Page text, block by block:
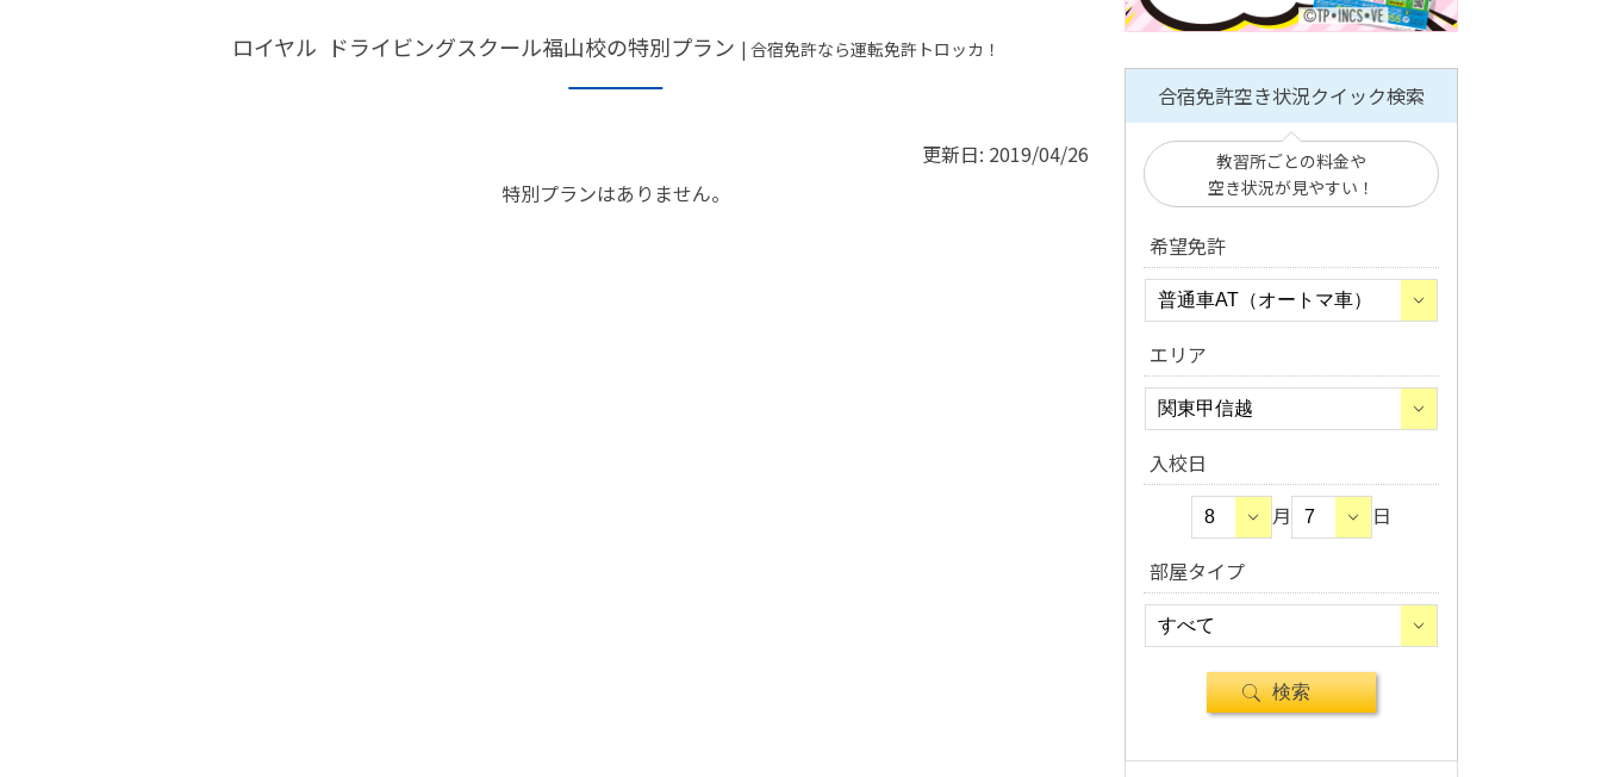
ロイヤル ドライビングスクール福山校の特別プラン | 合宿免許なら運転免許トロッカ！
更新日: 2019/04/26
特別プランはありません。
合宿免許空き状況クイック検索
教習所ごとの料金や
空き状況が見やすい！
希望免許
エリア
入校日
月
日
部屋タイプ